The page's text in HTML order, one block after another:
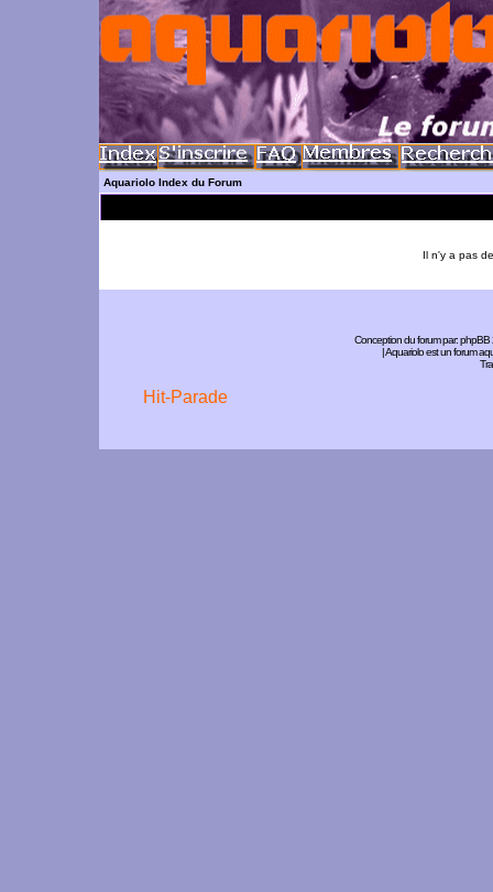
Aquariolo Index du Forum
Il n'y a pas
Conception du forum par:phpBB
| Aquariolo est un forum